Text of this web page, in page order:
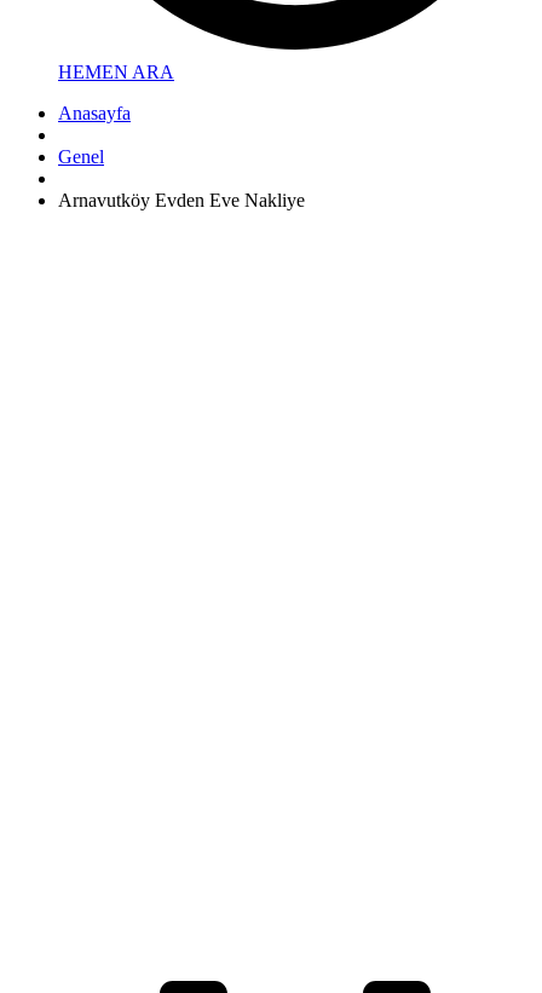
HEMEN ARA
Anasayfa
Genel
Arnavutköy Evden Eve Nakliye